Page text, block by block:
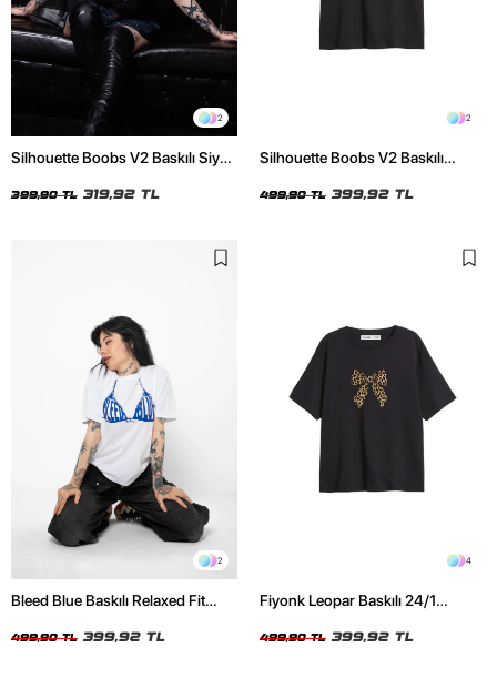
2
Silhouette Boobs V2 Baskılı Siyah
399,90 TL 319,92 TL
2
Silhouette Boobs V2 Baskılı
499,90 TL 399,92 TL
2
Bleed Blue Baskılı Relaxed Fit
499,90 TL 399,92 TL
4
Fiyonk Leopar Baskılı 24/1
Tshirt
499,90 TL 399,92 TL